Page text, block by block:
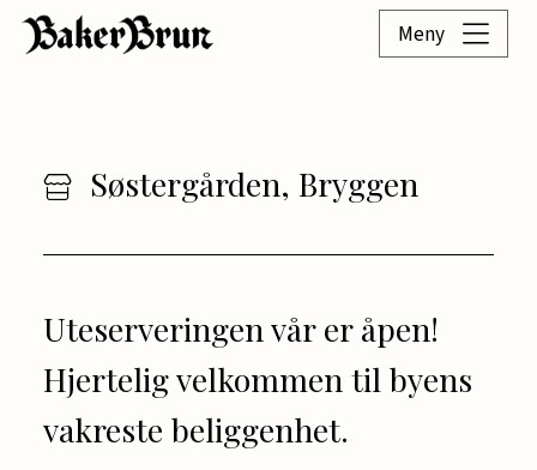
Meny
Søstergården, Bryggen
Uteserveringen vår er åpen!
Hjertelig velkommen til byens
vakreste beliggenhet.